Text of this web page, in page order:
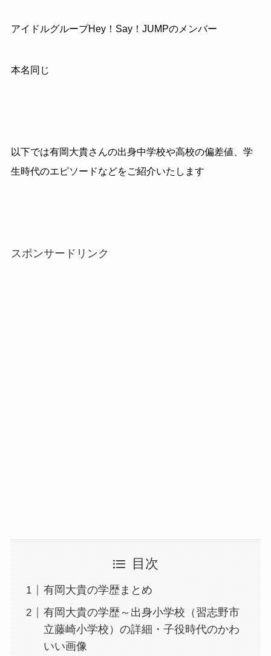
アイドルグループHey！ Say！ JUMPのメンバー
本名同じ
以下では有岡大貴さんの出身中学校や高校の偏差値、学
生時代のエピソードなどをご紹介いたします
スポンサードリンク
目次
有岡大貴の学歴まとめ
有岡大貴の学歴～出身小学校（習志野市
立藤崎小学校）の詳細・子役時代のかわ
いい画像